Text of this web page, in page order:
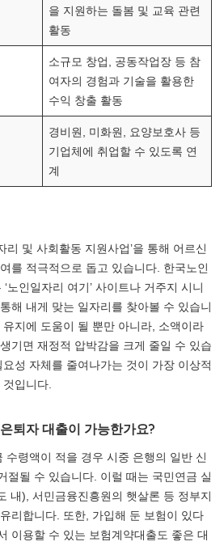
을 지원하는 돌봄 및 교육 관련
활동
소규모 창업, 공동작업장 등 참
여자의 경험과 기술을 활용한
수익 창출 활동
경비원, 미화원, 요양보호사 등
기업체에 취업할 수 있도록 연
계
리 및 사회활동 지원사업’을 통해 어르신
를 적극적으로 돕고 있습니다. 한국노인
노인일자리 여기’ 사이트나 거주지 시니
해 내게 맞는 일자리를 찾아볼 수 있습니
지에 도움이 될 뿐만 아니라, 소액이라
기면 재정적 압박감을 크게 줄일 수 있습
성 자체를 줄여나가는 것이 가장 이상적
입니다.
퇴자 대출이 가능한가요?
수령액이 적을 경우 시중 은행의 일반 신
절될 수 있습니다. 이럴 때는 국민연금 실
내), 서민금융진흥원의 햇살론 등 정부지
리합니다. 또한, 가입해 둔 보험이 있다
이용할 수 있는 보험계약대출도 좋은 대